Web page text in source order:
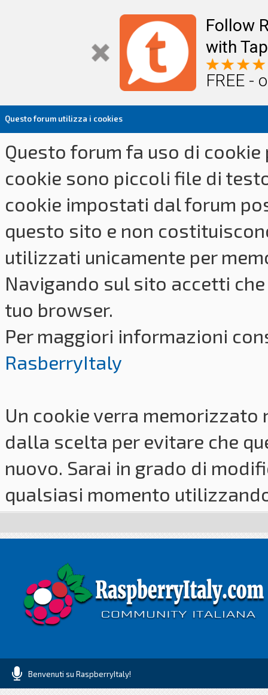
Follow
with
FREE -
Questo forum utilizza i cookies
Questo forum fa uso di
cookie sono piccoli file di
cookie impostati dal forum
questo sito e non
utilizzati unicamente per
Navigando sul sito accetti
tuo browser.
Per maggiori informazioni
RasberryItaly
Un cookie verra
dalla scelta per evitare che
nuovo. Sarai in grado di
qualsiasi momento
Benvenuti su RaspberryItaly!